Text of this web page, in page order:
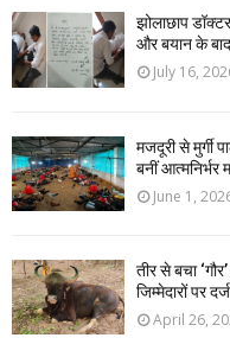
झोलाछाप
और बयान के
July 16,
मजदूरी से मुर्गी
बनीं आत्मनिर्भर
June 1,
तीर से बचा
जिम्मेदारों पर
April 26,